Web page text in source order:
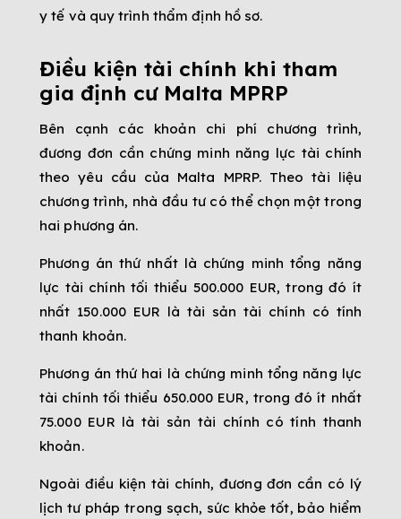
y tế và quy trình thẩm định hồ sơ.
Điều kiện tài chính khi tham
gia định cư Malta MPRP
Bên cạnh các khoản chi phí chương trình,
đương đơn cần chứng minh năng lực tài chính
theo yêu cầu của Malta MPRP. Theo tài liệu
chương trình, nhà đầu tư có thể chọn một trong
hai phương án.
Phương án thứ nhất là chứng minh tổng năng
lực tài chính tối thiểu 500.000 EUR, trong đó ít
nhất 150.000 EUR là tài sản tài chính có tính
thanh khoản.
Phương án thứ hai là chứng minh tổng năng lực
tài chính tối thiểu 650.000 EUR, trong đó ít nhất
75.000 EUR là tài sản tài chính có tính thanh
khoản.
Ngoài điều kiện tài chính, đương đơn cần có lý
lịch tư pháp trong sạch, sức khỏe tốt, bảo hiểm